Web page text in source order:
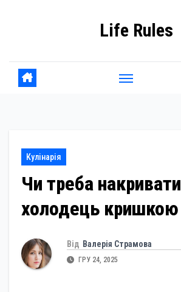
Life Rules
Кулінарія
Чи треба накривати
холодець кришкою
Від Валерія Страмова
ГРУ 24, 2025